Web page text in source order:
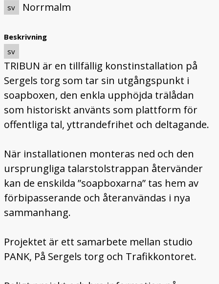
sv
Norrmalm
Beskrivning
sv
TRIBUN är en tillfällig konstinstallation på
Sergels torg som tar sin utgångspunkt i
soapboxen, den enkla upphöjda trälådan
som historiskt använts som plattform för
offentliga tal, yttrandefrihet och deltagande.
När installationen monteras ned och den
ursprungliga talarstolstrappan återvänder
kan de enskilda ”soapboxarna” tas hem av
förbipasserande och återanvändas i nya
sammanhang.
Projektet är ett samarbete mellan studio
PANK, På Sergels torg och Trafikkontoret.